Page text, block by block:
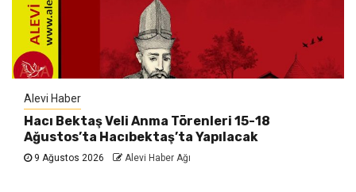
Alevi Haber
Hacı Bektaş Veli Anma Törenleri 15-18
Ağustos’ta Hacıbektaş’ta Yapılacak
9 Ağustos 2026 Alevi Haber Ağı